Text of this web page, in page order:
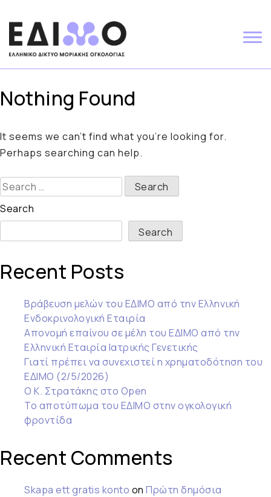
to
content
Nothing Found
It seems we can’t find what you’re looking for.
Perhaps searching can help.
Search
for:
Search
Search
Recent Posts
Βράβευση μελών του ΕΔΙΜΟ από την Ελληνική
Ενδοκρινολογική Εταιρία
Απονομή επαίνου σε μέλη του ΕΔΙΜΟ από την
Ελληνική Εταιρία Ιατρικής Γενετικής
Γιατί πρέπει να συνεχιστεί η χρηματοδότηση του
ΕΔΙΜΟ (2/5/2026)
Ο Κ. Στρατάκης στο Open
Το αποτύπωμα του ΕΔΙΜΟ στην ογκολογική
φροντίδα
Recent Comments
Skapa ett gratis konto on Πρώτη δημόσια